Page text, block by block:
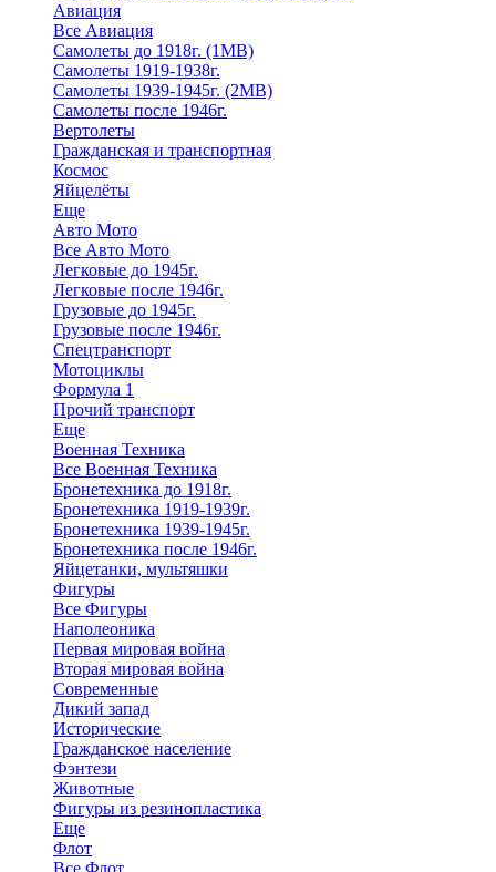
Авиация
Все Авиация
Самолеты до 1918г. (1МВ)
Самолеты 1919-1938г.
Самолеты 1939-1945г. (2МВ)
Самолеты после 1946г.
Вертолеты
Гражданская и транспортная
Космос
Яйцелёты
Еще
Авто Мото
Все Авто Мото
Легковые до 1945г.
Легковые после 1946г.
Грузовые до 1945г.
Грузовые после 1946г.
Спецтранспорт
Мотоциклы
Формула 1
Прочий транспорт
Еще
Военная Техника
Все Военная Техника
Бронетехника до 1918г.
Бронетехника 1919-1939г.
Бронетехника 1939-1945г.
Бронетехника после 1946г.
Яйцетанки, мультяшки
Фигуры
Все Фигуры
Наполеоника
Первая мировая война
Вторая мировая война
Современные
Дикий запад
Исторические
Гражданское население
Фэнтези
Животные
Фигуры из резинопластика
Еще
Флот
Все Флот